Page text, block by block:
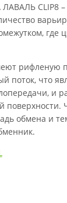
CLIP8 –
где
рифленую
поток, что
и
поверхности.
обмена и